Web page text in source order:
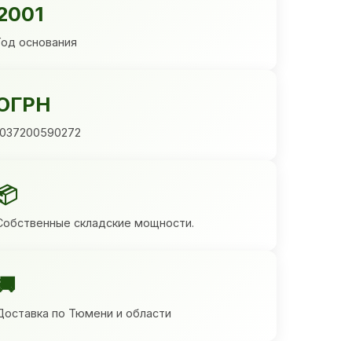
основания
складские мощности.
по Тюмени и области